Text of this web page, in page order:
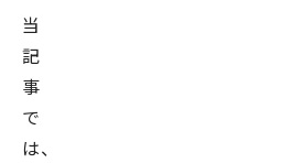
当
記
事
で
は、